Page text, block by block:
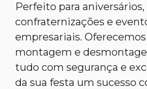
Perfeito para aniversários,
confraternizações e
empresariais.
montagem e
tudo com segurança e
da sua festa um sucesso